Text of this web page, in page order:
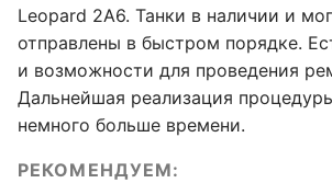
Leopard 2A6. Танки в наличии и
отправлены в быстром порядке.
и возможности для проведения
Дальнейшая реализация
немного больше времени.
РЕКОМЕНДУЕМ: